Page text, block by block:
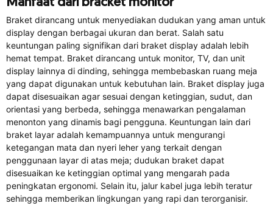
Manfaat dari bracket monitor
Braket dirancang untuk menyediakan dudukan yang aman untuk
display dengan berbagai ukuran dan berat. Salah satu
keuntungan paling signifikan dari braket display adalah lebih
hemat tempat. Braket dirancang untuk monitor, TV, dan unit
display lainnya di dinding, sehingga membebaskan ruang meja
yang dapat digunakan untuk kebutuhan lain. Braket display juga
dapat disesuaikan agar sesuai dengan ketinggian, sudut, dan
orientasi yang berbeda, sehingga menawarkan pengalaman
menonton yang dinamis bagi pengguna. Keuntungan lain dari
braket layar adalah kemampuannya untuk mengurangi
ketegangan mata dan nyeri leher yang terkait dengan
penggunaan layar di atas meja; dudukan braket dapat
disesuaikan ke ketinggian optimal yang mengarah pada
peningkatan ergonomi. Selain itu, jalur kabel juga lebih teratur
sehingga memberikan lingkungan yang rapi dan terorganisir.